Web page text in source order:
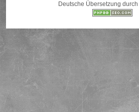
Deutsche Übersetzung durch